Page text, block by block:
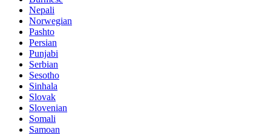
Nepali
Norwegian
Pashto
Persian
Punjabi
Serbian
Sesotho
Sinhala
Slovak
Slovenian
Somali
Samoan